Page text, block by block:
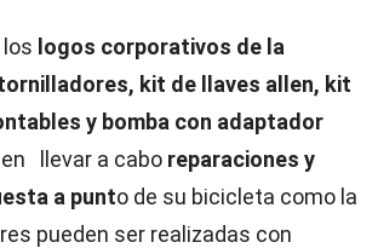
logos corporativos de la
kit de llaves allen, kit
y bomba con adaptador
llevar a cabo reparaciones y
a punto de su bicicleta como la
pueden ser realizadas con